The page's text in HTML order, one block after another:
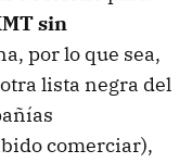
sin
por lo que sea,
lista negra del
comerciar),